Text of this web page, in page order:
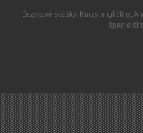
Jazykové skúšky, Kurzy angličtiny,